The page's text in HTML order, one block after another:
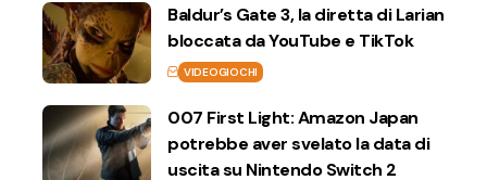
Baldur’s Gate 3, la diretta di Larian
bloccata da YouTube e TikTok
VIDEOGIOCHI
007 First Light: Amazon Japan
potrebbe aver svelato la data di
uscita su Nintendo Switch 2